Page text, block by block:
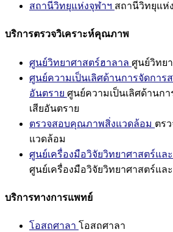
สถานีวิทยุแห่งจุฬาฯ สถานีวิทยุแห่
บริการตรวจวิเคราะห์คุณภาพ
ศูนย์วิทยาศาสตร์ฮาลาล ศูนย์วิทย
ศูนย์ความเป็นเลิศด้านการจัดการ
อันตราย ศูนย์ความเป็นเลิศด้านก
เสียอันตราย
ตรวจสอบคุณภาพสิ่งแวดล้อม ตร
แวดล้อม
ศูนย์เครื่องมือวิจัยวิทยาศาสตร์แล
ศูนย์เครื่องมือวิจัยวิทยาศาสตร์แล
บริการทางการแพทย์
โอสถศาลา โอสถศาลา